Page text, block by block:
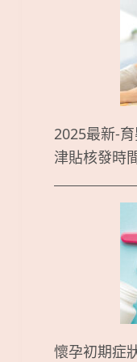
2025最新-
津貼核發時
懷孕初期症